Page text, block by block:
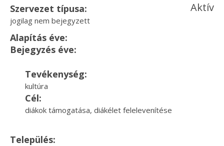
Szervezet típusa:
jogilag nem bejegyzett
Aktív
Alapítás éve:
Bejegyzés éve:
Tevékenység:
kultúra
Cél:
diákok támogatása, diákélet felelevenítése
Település: